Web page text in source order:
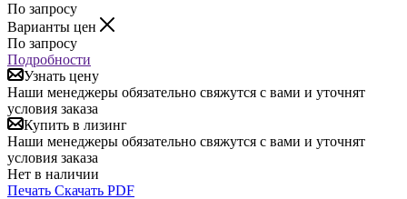
По запросу
Варианты цен
По запросу
Подробности
Узнать цену
Наши менеджеры обязательно свяжутся с вами и уточнят
условия заказа
Купить в лизинг
Наши менеджеры обязательно свяжутся с вами и уточнят
условия заказа
Нет в наличии
Печать Скачать PDF